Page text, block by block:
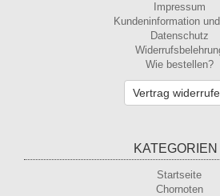
Impressum
Kundeninformation
Datenschutz
Wie bestellen?
Vertrag
KATEGORIEN
Startseite
Chornoten